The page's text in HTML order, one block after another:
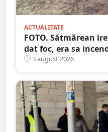
ACTUALITATE
FOTO. Sătmărean
dat foc, era sa
3 august 2026